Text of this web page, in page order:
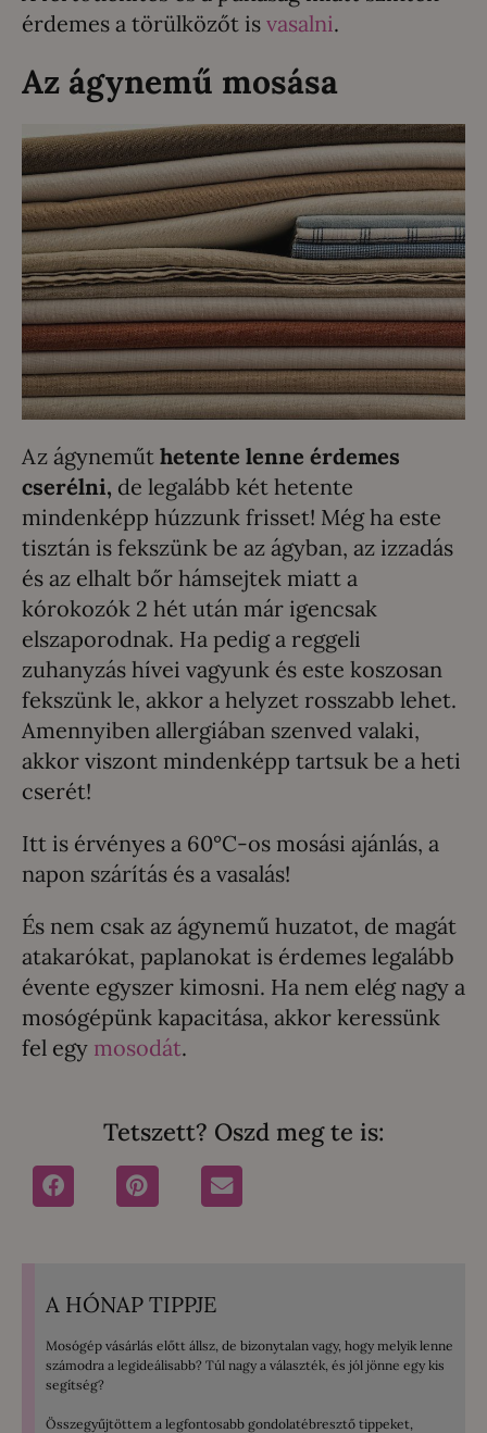
érdemes a törülközőt is vasalni.
Az ágynemű mosása
Az ágyneműt hetente lenne érdemes
cserélni, de legalább két hetente
mindenképp húzzunk frisset! Még ha este
tisztán is fekszünk be az ágyban, az izzadás
és az elhalt bőr hámsejtek miatt a
kórokozók 2 hét után már igencsak
elszaporodnak. Ha pedig a reggeli
zuhanyzás hívei vagyunk és este koszosan
fekszünk le, akkor a helyzet rosszabb lehet.
Amennyiben allergiában szenved valaki,
akkor viszont mindenképp tartsuk be a heti
cserét!
Itt is érvényes a 60°C-os mosási ajánlás, a
napon szárítás és a vasalás!
És nem csak az ágynemű huzatot, de magát
atakarókat, paplanokat is érdemes legalább
évente egyszer kimosni. Ha nem elég nagy a
mosógépünk kapacitása, akkor keressünk
fel egy mosodát.
Tetszett? Oszd meg te is:
A HÓNAP TIPPJE
Mosógép vásárlás előtt állsz, de bizonytalan vagy, hogy melyik lenne
számodra a legideálisabb? Túl nagy a választék, és jól jönne egy kis
segítség?
Összegyűjtöttem a legfontosabb gondolatébresztő tippeket,